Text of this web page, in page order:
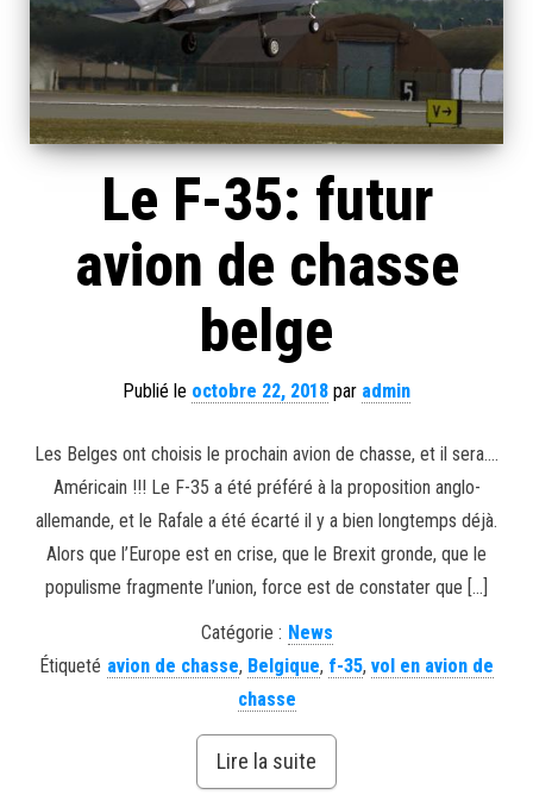
Le F-35: futur
avion de chasse
belge
Publié le octobre 22, 2018 par admin
Les Belges ont choisis le prochain avion de chasse, et il sera….
Américain !!! Le F-35 a été préféré à la proposition anglo-
allemande, et le Rafale a été écarté il y a bien longtemps déjà.
Alors que l’Europe est en crise, que le Brexit gronde, que le
populisme fragmente l’union, force est de constater que […]
Catégorie : News
Étiqueté avion de chasse, Belgique, f-35, vol en avion de
chasse
Lire la suite